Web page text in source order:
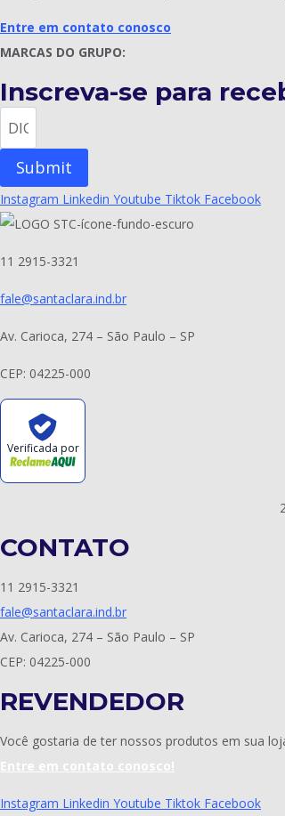
Entre em contato conosco
MARCAS DO GRUPO:
Inscreva-se para
Submit
Instagram Linkedin Youtube Tiktok Facebook
11 2915-3321
fale@santaclara.ind.br
Av. Carioca, 274 – São Paulo – SP
CEP: 04225-000
Verificada por
CONTATO
11 2915-3321
fale@santaclara.ind.br
Av. Carioca, 274 – São Paulo – SP
CEP: 04225-000
REVENDEDOR
Você gostaria de ter nossos produtos em sua
Entre em contato conosco!
Instagram Linkedin Youtube Tiktok Facebook